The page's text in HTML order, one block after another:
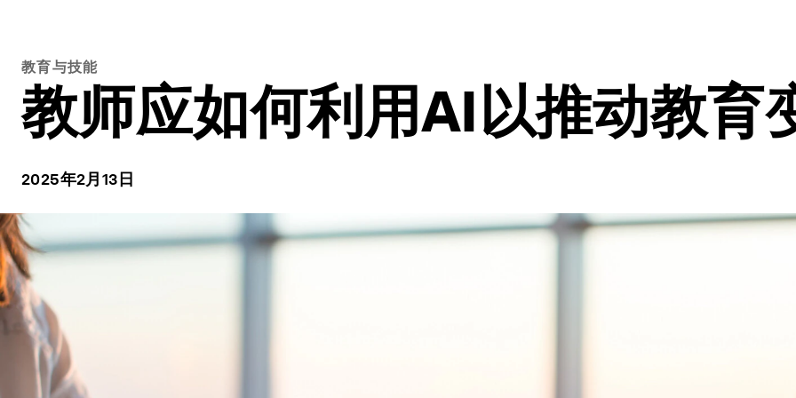
教育与技能
教师应如何利用AI以推动教育
2025年2月13日